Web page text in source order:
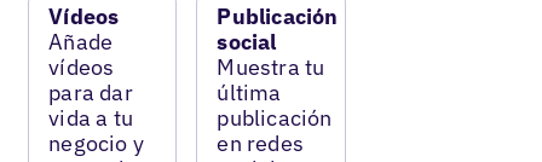
Vídeos
Añade
vídeos
para dar
vida a tu
negocio y
Publicación
social
Muestra tu
última
publicación
en redes